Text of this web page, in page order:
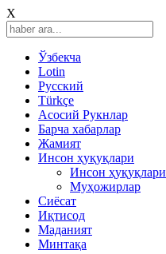
X
Ўзбекча
Lotin
Русский
Türkçe
Асосий Рукнлар
Барча хабарлар
Жамият
Инсон ҳуқуқлари
Инсон ҳуқуқлари
Муҳожирлар
Сиёсат
Иқтисод
Mаданият
Минтақа